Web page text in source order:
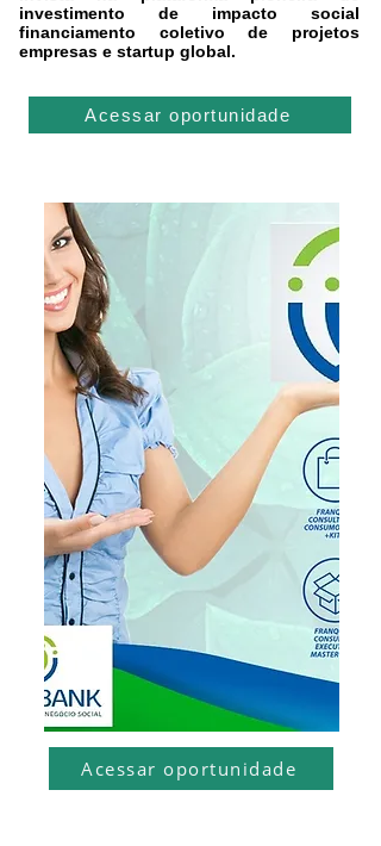
investimento de impacto social
financiamento coletivo de projetos
empresas e startup global.
Acessar oportunidade
Invista na própria Giwsbank
Invista na plataforma pioneira de investimento
de impacto social em projetos empresas e
startup do Brasil
Acessar oportunidade